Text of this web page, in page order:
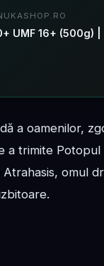
UMF 16+ (500g)
a oamenilor,
a trimite
omul